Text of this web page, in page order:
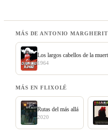
MÁS DE ANTONIO
Los largos cabellos de la
1964
MÁS EN FLIXOLÉ
Rutas del más allá
2020